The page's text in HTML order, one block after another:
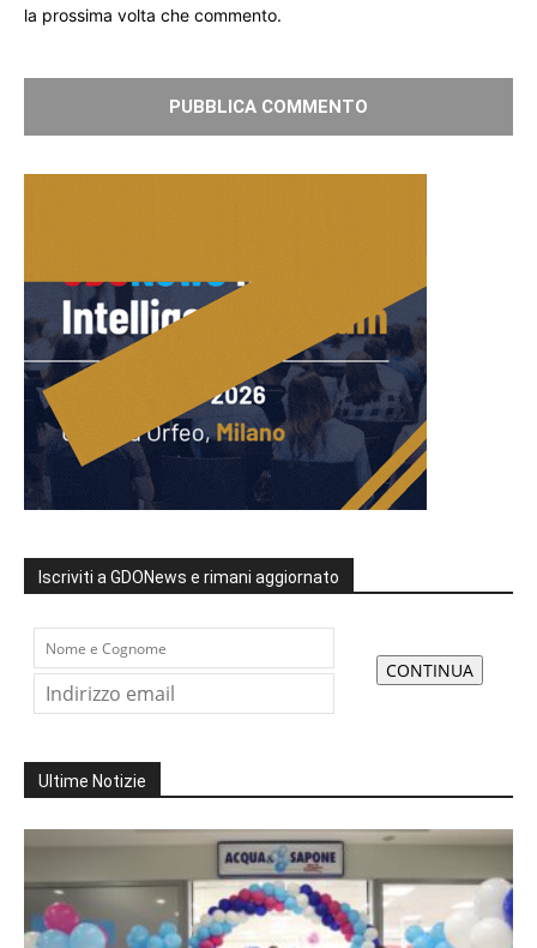
la prossima volta che commento.
Iscriviti a GDONews e rimani aggiornato
Ultime Notizie